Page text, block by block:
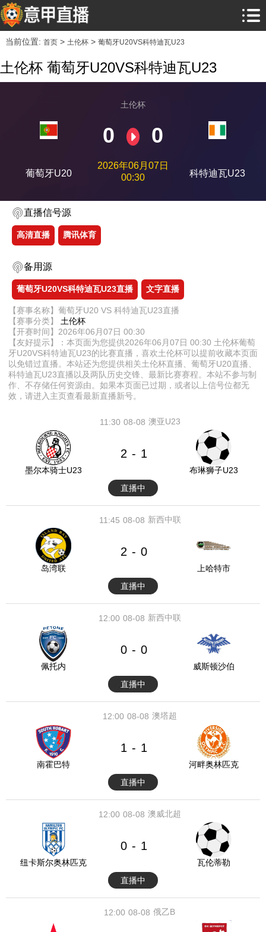
当前位置: 首页> 土伦杯> 葡萄牙U20VS科特迪瓦U23
土伦杯 葡萄牙U20VS科特迪瓦U23
葡萄牙U20
土伦杯
0 0
2026年06月07日
00:30
科特迪瓦U23
直播信号源
高清直播 腾讯体育
备用源
葡萄牙U20VS科特迪瓦U23直播 文字直播
【赛事名称】葡萄牙U20 VS 科特迪瓦U23直播
【赛事分类】 土伦杯
【开赛时间】2026年06月07日 00:30
【友好提示】：本页面为您提供2026年06月07日 00:30 土伦杯葡萄
牙U20VS科特迪瓦U23的比赛直播，喜欢土伦杯可以提前收藏本页面
以免错过直播。本站还为您提供相关土伦杯直播、葡萄牙U20直播、
科特迪瓦U23直播以及两队历史交锋、最新比赛赛程。本站不参与制
作、不存储任何资源由。如果本页面已过期，或者以上信号位都无
效，请进入主页查看最新直播新号。
08-08
11:30 澳亚U23
墨尔本骑士U23
2 - 1
布琳狮子U23
直播中
08-08
11:45 新西中联
岛湾联
2 - 0
上哈特市
直播中
08-08
12:00 新西中联
佩托内
0 - 0
威斯顿沙伯
直播中
08-08
12:00 澳塔超
南霍巴特
1 - 1
河畔奥林匹克
直播中
08-08
12:00 澳威北超
纽卡斯尔奥林匹克
0 - 1
瓦伦蒂勒
直播中
08-08
12:00 俄乙B